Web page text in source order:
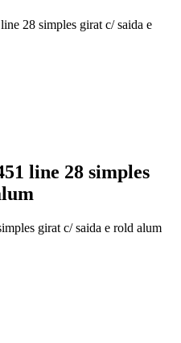
28 simples girat c/ saida e
line 28 simples
girat c/ saida e rold alum